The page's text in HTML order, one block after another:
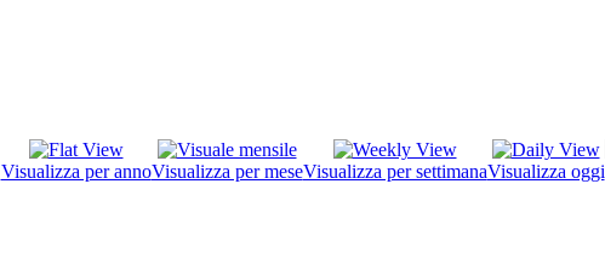
Visualizza per annoVisualizza per meseVisualizza per settimanaVisualizza oggi